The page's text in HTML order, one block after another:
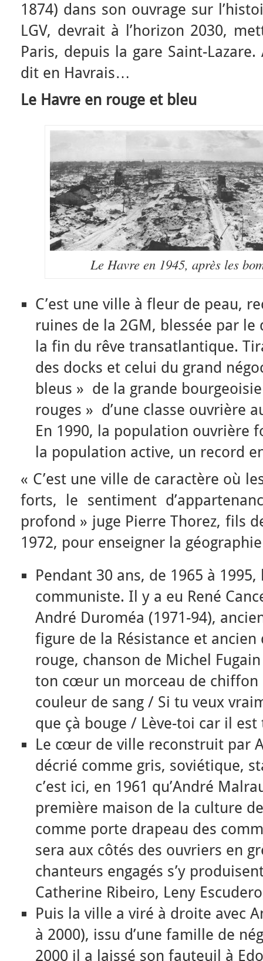
1874) dans son ouvrage sur
LGV, devrait à l’horizon 2030,
Paris, depuis la gare Saint-
dit en Havrais…
Le Havre en rouge et bleu
Le Havre en 1945, après les
C’est une ville à fleur de peau,
ruines de la 2GM, blessée par le
la fin du rêve transatlantique.
des docks et celui du grand
bleus » de la grande
rouges » d’une classe ouvrière
En 1990, la population ouvrière
la population active, un record
« C’est une ville de caractère où
forts, le sentiment
profond » juge Pierre Thorez, fils
1972, pour enseigner la
Pendant 30 ans, de 1965 à
communiste. Il y a eu René
André Duroméa (1971-94),
figure de la Résistance et
rouge, chanson de Michel
ton cœur un morceau de chiffon
couleur de sang / Si tu veux
que çà bouge / Lève-toi car il est
Le cœur de ville reconstruit par
décrié comme gris, soviétique,
c’est ici, en 1961 qu’André
première maison de la culture
comme porte drapeau des
sera aux côtés des ouvriers en
chanteurs engagés s’y
Catherine Ribeiro, Leny
Puis la ville a viré à droite avec
à 2000), issu d’une famille de
2000 il a laissé son fauteuil à